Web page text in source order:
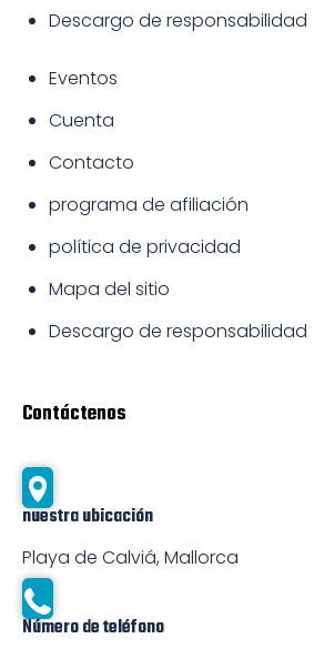
Descargo de responsabilidad
Eventos
Cuenta
Contacto
programa de afiliación
política de privacidad
Mapa del sitio
Descargo de responsabilidad
Contáctenos
nuestra ubicación
Playa de Calviá, Mallorca
Número de teléfono